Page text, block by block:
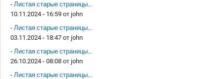
- Листая старые страницы...
10.11.2024 - 16:59 от john
- Листая старые страницы...
03.11.2024 - 18:47 от john
- Листая старые страницы...
26.10.2024 - 08:08 от john
- Листая старые страницы...